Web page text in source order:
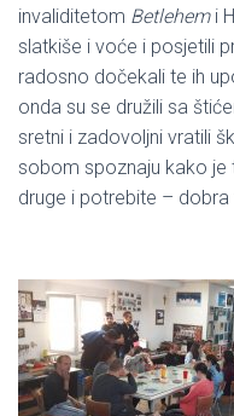
invaliditetom Betlehemi
slatkiše i voće i posjetili
radosno dočekali te ih
onda su se družili sa
sretni i zadovoljni vratili
sobom spoznaju kako
druge i potrebite –